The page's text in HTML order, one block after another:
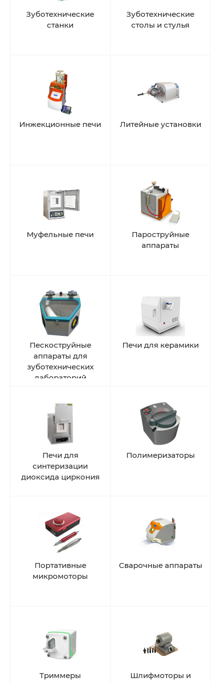
Зуботехнические
станки
Зуботехнические
столы и стулья
Инжекционные печи Литейные установки
Муфельные печи
Пароструйные
аппараты
Пескоструйные
аппараты для
зуботехнических
лабораторий
Печи для керамики
Печи для
синтеризации
диоксида циркония
Полимеризаторы
Портативные
микромоторы
Сварочные аппараты
Триммеры
Шлифмоторы и